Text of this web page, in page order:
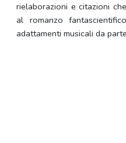
rielaborazioni e citazioni
al romanzo
adattamenti musicali da